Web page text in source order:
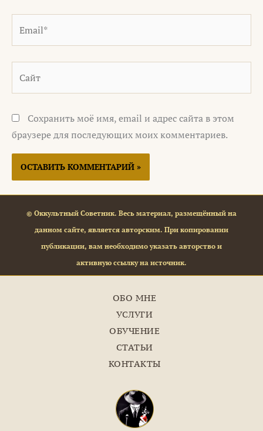
Сохранить моё имя, email и адрес сайта в этом
браузере для последующих моих комментариев.
© Оккультный Советник. Весь материал, размещённый на
данном сайте, является авторским. При копировании
публикации, вам необходимо указать авторство и
активную ссылку на источник.
ОБО МНЕ
УСЛУГИ
ОБУЧЕНИЕ
СТАТЬИ
КОНТАКТЫ